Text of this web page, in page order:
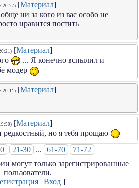
20:27) [Материал]
ни за кого из вас особо не
нравится постить
[Материал]
... Я конечно вспылил и
модер
20:11) [Материал]
[Материал]
редкостный, но я тебя прощаю
21-30 ... 61-70
71-72
могут только зарегистрированные
пользователи.
| Вход]